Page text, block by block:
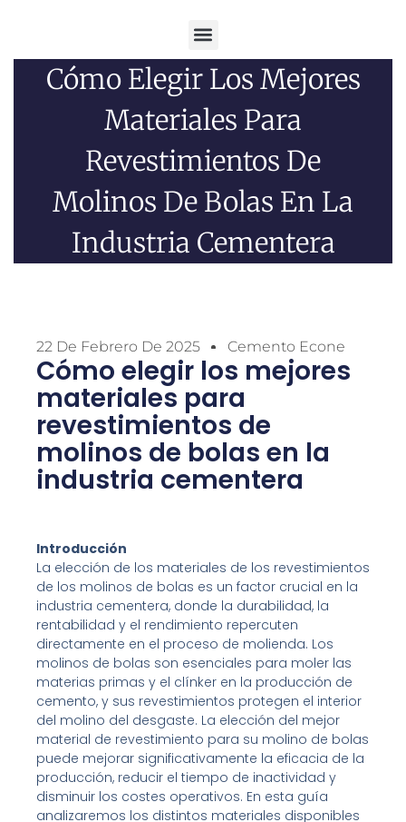
Menú
Cómo Elegir Los Mejores
Materiales Para
Revestimientos De
Molinos De Bolas En La
Industria Cementera
22 De Febrero De 2025 Cemento Econe
Cómo elegir los mejores
materiales para
revestimientos de
molinos de bolas en la
industria cementera
Introducción
La elección de los materiales de los revestimientos
de los molinos de bolas es un factor crucial en la
industria cementera, donde la durabilidad, la
rentabilidad y el rendimiento repercuten
directamente en el proceso de molienda. Los
molinos de bolas son esenciales para moler las
materias primas y el clínker en la producción de
cemento, y sus revestimientos protegen el interior
del molino del desgaste. La elección del mejor
material de revestimiento para su molino de bolas
puede mejorar significativamente la eficacia de la
producción, reducir el tiempo de inactividad y
disminuir los costes operativos. En esta guía
analizaremos los distintos materiales disponibles